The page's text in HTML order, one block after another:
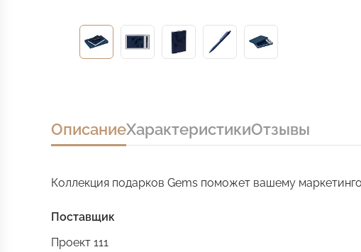
ОписаниеХарактеристикиОтзывы
Коллекция подарков Gems поможет вашему
Поставщик
Проект 111